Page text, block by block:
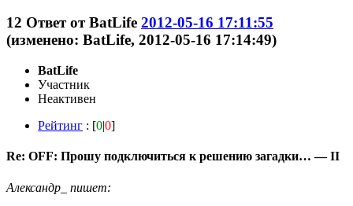
12 Ответ отBatLife 2012-05-16 17:11:55
(изменено: BatLife, 2012-05-16 17:14:49)
BatLife
Участник
Неактивен
Рейтинг : [0|0]
Re: OFF: Прошу подключиться к решению загадки… — II
Александр_ пишет: